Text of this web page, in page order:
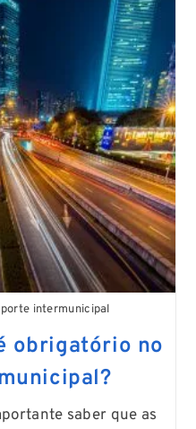
intermunicipal
obrigatório no
saber que as